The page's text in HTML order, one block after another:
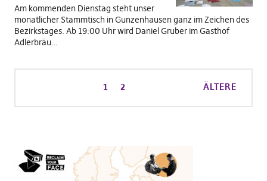
Am kommenden Dienstag steht unser
monatlicher Stammtisch in Gunzenhausen ganz im Zeichen des
Bezirkstages. Ab 19:00 Uhr wird Daniel Gruber im Gasthof
Adlerbräu…
1 2 ÄLTERE